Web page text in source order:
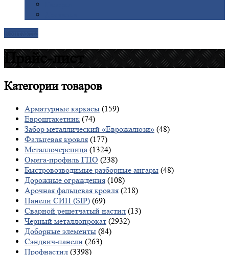
Прайс-лист
Категориитоваров
Арматурные каркасы (159)
Евроштакетник (74)
Забор металлический «Еврожалюзи» (48)
Фальцевая кровля (177)
Металлочерепица (1324)
Омега-профиль ГПО (238)
Быстровозводимые разборные ангары (48)
Дорожные ограждения (108)
Арочная фальцевая кровля (218)
Панели СИП (SIP) (69)
Сварной решетчатый настил (13)
Черный металлопрокат (2932)
Доборные элементы (84)
Сэндвич-панели (263)
Профнастил (3398)